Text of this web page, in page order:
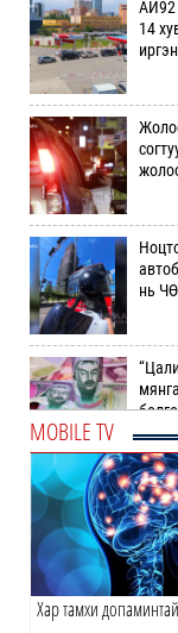
АИ92
14
нь
MOBILE TV
Хар тамхи